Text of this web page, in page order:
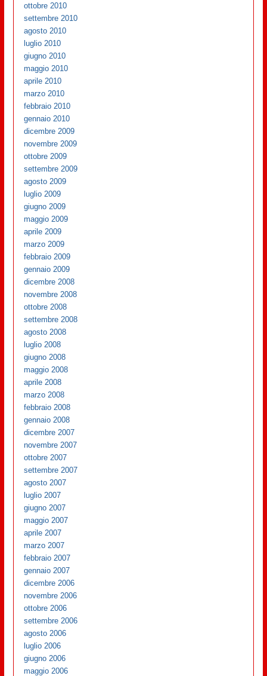
ottobre 2010
settembre 2010
agosto 2010
luglio 2010
giugno 2010
maggio 2010
aprile 2010
marzo 2010
febbraio 2010
gennaio 2010
dicembre 2009
novembre 2009
ottobre 2009
settembre 2009
agosto 2009
luglio 2009
giugno 2009
maggio 2009
aprile 2009
marzo 2009
febbraio 2009
gennaio 2009
dicembre 2008
novembre 2008
ottobre 2008
settembre 2008
agosto 2008
luglio 2008
giugno 2008
maggio 2008
aprile 2008
marzo 2008
febbraio 2008
gennaio 2008
dicembre 2007
novembre 2007
ottobre 2007
settembre 2007
agosto 2007
luglio 2007
giugno 2007
maggio 2007
aprile 2007
marzo 2007
febbraio 2007
gennaio 2007
dicembre 2006
novembre 2006
ottobre 2006
settembre 2006
agosto 2006
luglio 2006
giugno 2006
maggio 2006